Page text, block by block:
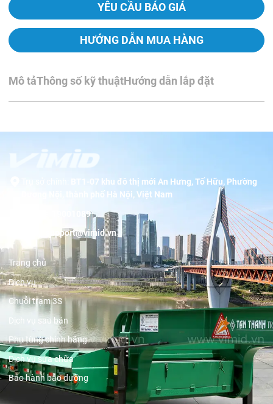
YÊU CẦU BÁO GIÁ
HƯỚNG DẪN MUA HÀNG
Mô tảThông số kỹ thuậtHướng dẫn lắp đặt
BT1-07 khu đô thị mới An Hưng, Tố Hữu, Phường
Dương Nội, thành phố Hà Nội, Việt Nam
19001089
support@vimid.vn
Trang chủ
Dịch vụ
Chuỗi trạm 3S
Dịch vụ sau bán
Phụ tùng chính hãng
Dịch vụ sửa chữa
Bảo hành bảo dưỡng